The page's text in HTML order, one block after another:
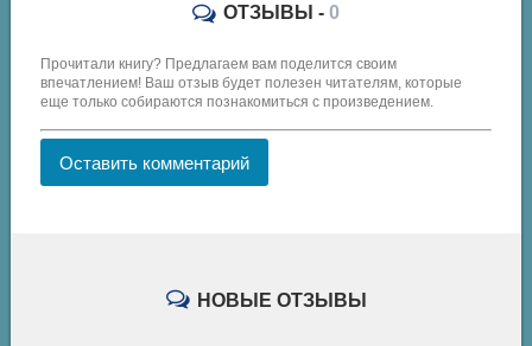
ОТЗЫВЫ - 0
Прочитали книгу? Предлагаем вам поделится своим
впечатлением! Ваш отзыв будет полезен читателям, которые
еще только собираются познакомиться с произведением.
Оставить комментарий
НОВЫЕ ОТЗЫВЫ